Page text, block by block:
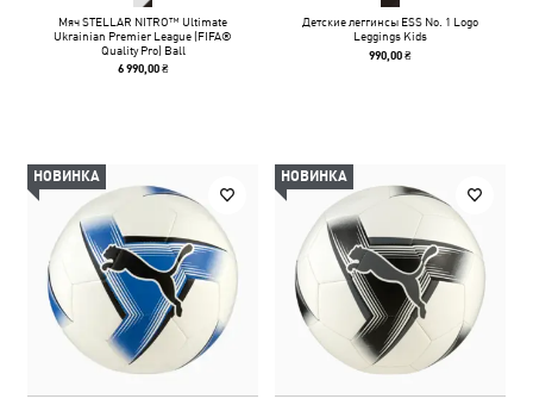
Мяч STELLAR NITRO™ Ultimate
Ukrainian Premier League (FIFA®
Quality Pro) Ball
6 990,00 ₴
Детские леггинсы ESS No. 1 Logo
Leggings Kids
990,00 ₴
НОВИНКА НОВИНКА